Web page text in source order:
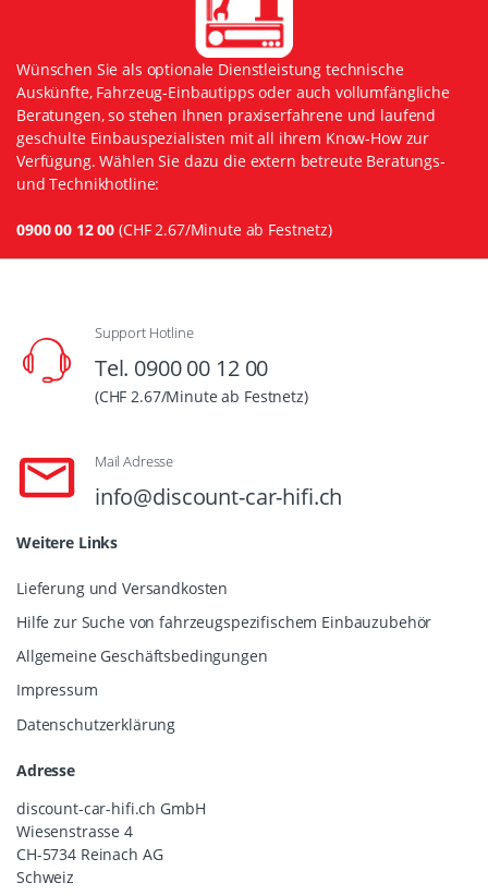
Wünschen Sie als optionale Dienstleistung technische
Auskünfte, Fahrzeug-Einbautipps oder auch vollumfängliche
Beratungen, so stehen Ihnen praxiserfahrene und laufend
geschulte Einbauspezialisten mit all ihrem Know-How zur
Verfügung. Wählen Sie dazu die extern betreute Beratungs-
und Technikhotline:
0900 00 12 00 (CHF 2.67/Minute ab Festnetz)
Support Hotline
Tel. 0900 00 12 00
(CHF 2.67/Minute ab Festnetz)
Mail Adresse
info@discount-car-hifi.ch
Weitere Links
Lieferung und Versandkosten
Hilfe zur Suche von fahrzeugspezifischem Einbauzubehör
Allgemeine Geschäftsbedingungen
Impressum
Datenschutzerklärung
Adresse
discount-car-hifi.ch GmbH
Wiesenstrasse 4
CH-5734 Reinach AG
Schweiz